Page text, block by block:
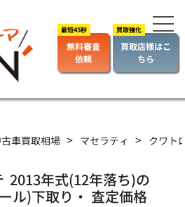
無料審査
依頼
買取店様はこ
ちら
車買取相場 > マセラティ > クワト
2013年式(12年落ち)の
ル)下取り・ 査定価格